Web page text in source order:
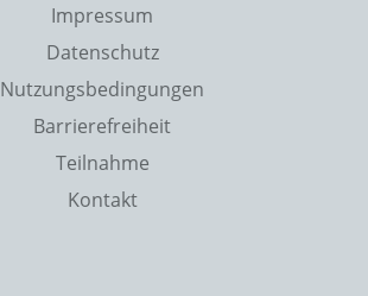
Impressum
Datenschutz
Nutzungsbedingungen
Barrierefreiheit
Teilnahme
Kontakt